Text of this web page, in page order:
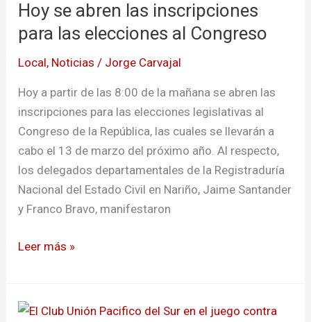
Hoy se abren las inscripciones
para las elecciones al Congreso
Local, Noticias / Jorge Carvajal
Hoy a partir de las 8:00 de la mañana se abren las
inscripciones para las elecciones legislativas al
Congreso de la República, las cuales se llevarán a
cabo el 13 de marzo del próximo año. Al respecto,
los delegados departamentales de la Registraduría
Nacional del Estado Civil en Nariño, Jaime Santander
y Franco Bravo, manifestaron
elecciones
al
Leer más »
El